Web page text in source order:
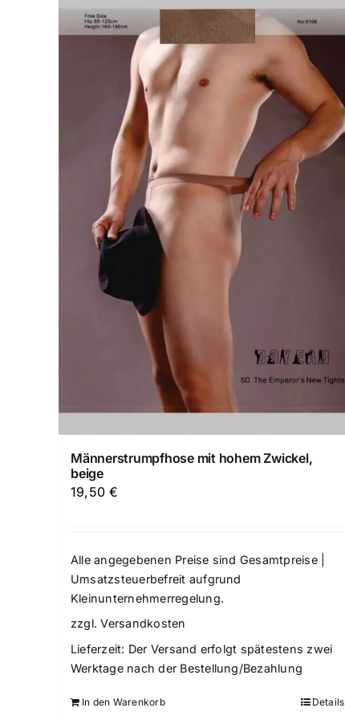
Männerstrumpfhose mit hohem Zwickel,
beige
19,50€
Alle angegebenen Preise sind Gesamtpreise |
Umsatzsteuerbefreit aufgrund
Kleinunternehmerregelung.
zzgl.Versandkosten
Lieferzeit: Der Versand erfolgt spätestens zwei
Werktage nach der Bestellung/Bezahlung
In den Warenkorb Details